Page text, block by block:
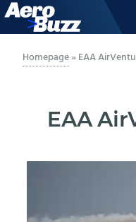
GENERAL AVIATION
LUFTVERKEHR
MILITÄR
Homepage»EAA
EAA